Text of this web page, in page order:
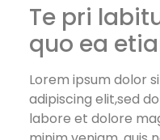
Te pri
quo ea
Lorem ipsum dolor
adipiscing elit,sed
labore et dolore